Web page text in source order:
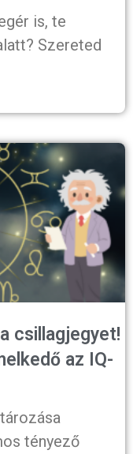
is, te
Szereted
csillagjegyet!
az IQ-
tényező